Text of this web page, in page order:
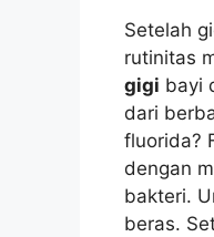
Setelah
rutinitas
gigi bayi
dari
fluorida?
dengan
bakteri.
beras.